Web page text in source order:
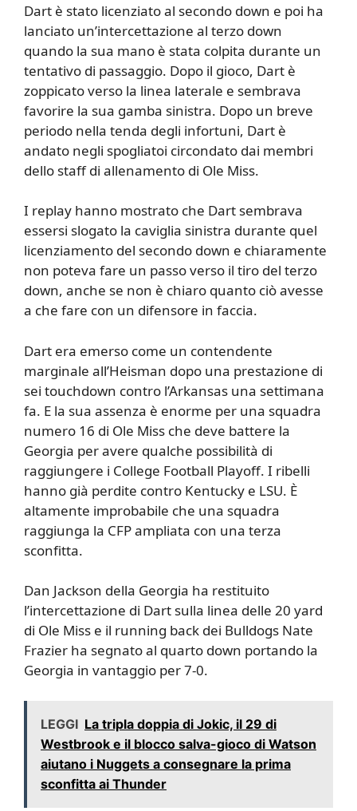
Dart è stato licenziato al secondo down e poi ha
lanciato un’intercettazione al terzo down
quando la sua mano è stata colpita durante un
tentativo di passaggio. Dopo il gioco, Dart è
zoppicato verso la linea laterale e sembrava
favorire la sua gamba sinistra. Dopo un breve
periodo nella tenda degli infortuni, Dart è
andato negli spogliatoi circondato dai membri
dello staff di allenamento di Ole Miss.
I replay hanno mostrato che Dart sembrava
essersi slogato la caviglia sinistra durante quel
licenziamento del secondo down e chiaramente
non poteva fare un passo verso il tiro del terzo
down, anche se non è chiaro quanto ciò avesse
a che fare con un difensore in faccia.
Dart era emerso come un contendente
marginale all’Heisman dopo una prestazione di
sei touchdown contro l’Arkansas una settimana
fa. E la sua assenza è enorme per una squadra
numero 16 di Ole Miss che deve battere la
Georgia per avere qualche possibilità di
raggiungere i College Football Playoff. I ribelli
hanno già perdite contro Kentucky e LSU. È
altamente improbabile che una squadra
raggiunga la CFP ampliata con una terza
sconfitta.
Dan Jackson della Georgia ha restituito
l’intercettazione di Dart sulla linea delle 20 yard
di Ole Miss e il running back dei Bulldogs Nate
Frazier ha segnato al quarto down portando la
Georgia in vantaggio per 7-0.
LEGGI La tripla doppia di Jokic, il 29 di
Westbrook e il blocco salva-gioco di Watson
aiutano i Nuggets a consegnare la prima
sconfitta ai Thunder